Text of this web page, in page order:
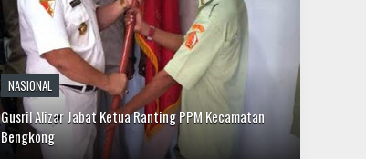
DAERAH
Sempena HUT ke-29, Alumni Akpol 1991 Bagikan
Paket Sembako dan Hewan Kurban di Batam